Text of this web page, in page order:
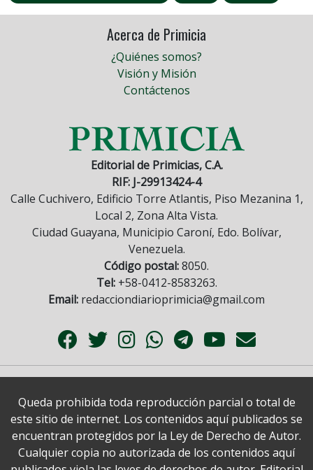
Acerca de Primicia
¿Quiénes somos?
Visión y Misión
Contáctenos
Editorial de Primicias, C.A.
RIF: J-29913424-4
Calle Cuchivero, Edificio Torre Atlantis, Piso Mezanina 1,
Local 2, Zona Alta Vista.
Ciudad Guayana, Municipio Caroní, Edo. Bolívar,
Venezuela.
Código postal:8050.
Tel:+58-0412-8583263.
Email: redacciondiarioprimicia@gmail.com
Queda prohibida toda reproducción parcial o total de
este sitio de internet. Los contenidos aquí publicados se
encuentran protegidos por la Ley de Derecho de Autor.
Cualquier copia no autorizada de los contenidos aquí